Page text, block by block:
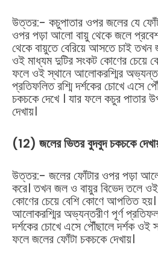
উত্তর:- কচুপাতার ওপর জলের যে
ওপর পড়া আলো বায়ু থেকে জলে
থেকে বায়ুতে বেরিয়ে আসতে চাই
ওই মাধ্যম দুটির সংকট কোণের চেয়ে
ফলে ওই স্থানে আলোকরশ্মির
প্রতিফলিত রশ্মি দর্শকের চোখে এসে
চকচকে দেখে । যার ফলে কচুর পাতার
দেখায়।
(12) জলের ভিতর বুদবুদ চকচকে
উত্তর:- জলের ফোঁটার ওপর পড়া
করে। তখন জল ও বায়ুর বিভেদ তলে
কোণের চেয়ে বেশি কোণে আপতিত
আলোকরশ্মির অভ্যন্তরীণ পূর্ণ
দর্শকের চোখে এসে পৌঁছালে দর্শক ওই
ফলে জলের ফোঁটা চকচকে দেখায়।